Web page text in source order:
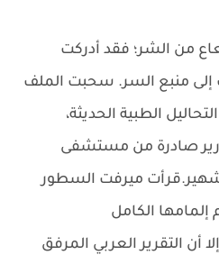
من الشر؛ فقد أدركت
إلى منبع السر. سحبت الملف
الطبية الحديثة،
صادرة من مستشفى
ميرفت السطور
إلمامها الكامل
أن التقرير العربي المرفق